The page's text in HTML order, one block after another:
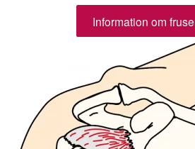
Information om